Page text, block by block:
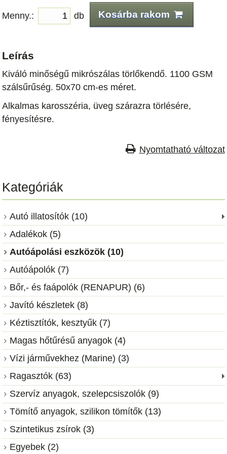
Menny.: db Kosárba rakom
Leírás
Kiváló minőségű mikrószálas törlőkendő. 1100 GSM
szálsűrűség. 50x70 cm-es méret.
Alkalmas karosszéria, üveg szárazra törlésére,
fényesítésre.
Nyomtatható változat
Kategóriák
Autó illatosítók (10)
Adalékok (5)
Autóápolási eszközök (10)
Autóápolók (7)
Bőr,- és faápolók (RENAPUR) (6)
Javító készletek (8)
Kéztisztítók, kesztyűk (7)
Magas hőtűrésű anyagok (4)
Vízi járművekhez (Marine) (3)
Ragasztók (63)
Szervíz anyagok, szelepcsiszolók (9)
Tömítő anyagok, szilikon tömítők (13)
Szintetikus zsírok (3)
Egyebek (2)